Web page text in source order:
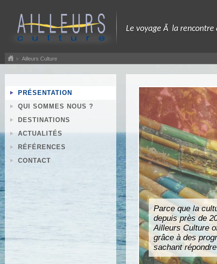
Le voyage Ã la
Ailleurs Culture
PRÉSENTATION
QUI SOMMES NOUS ?
DESTINATIONS
ACTUALITÉS
RÉFÉRENCES
CONTACT
Parce que la
depuis près de
Ailleurs Culture
grâce à des
sachant